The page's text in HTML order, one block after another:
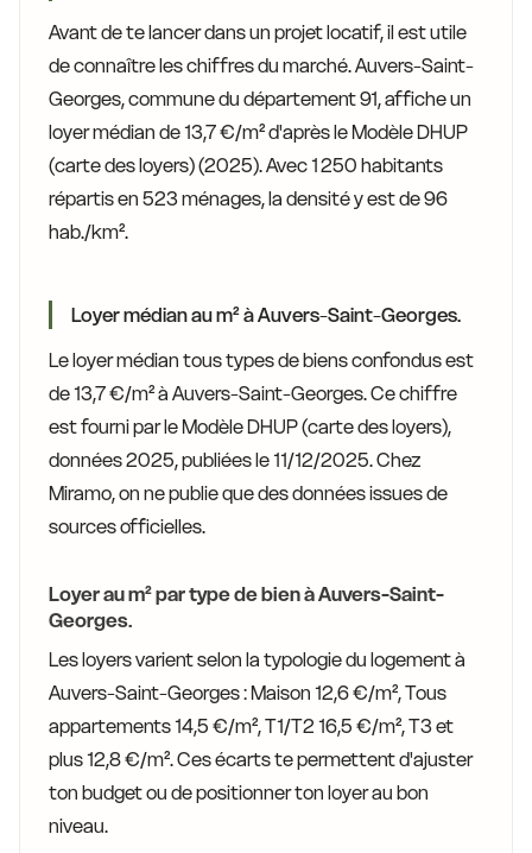
Avant de te lancer dans un projet locatif, il est utile
de connaître les chiffres du marché. Auvers-Saint-
Georges, commune du département 91, affiche un
loyer médian de 13,7 €/m² d'après le Modèle DHUP
(carte des loyers) (2025). Avec 1 250 habitants
répartis en 523 ménages, la densité y est de 96
hab./km².
Loyer médian au m² à Auvers-Saint-Georges.
Le loyer médian tous types de biens confondus est
de 13,7 €/m² à Auvers-Saint-Georges. Ce chiffre
est fourni par le Modèle DHUP (carte des loyers),
données 2025, publiées le 11/12/2025. Chez
Miramo, on ne publie que des données issues de
sources officielles.
Loyer au m² par type de bien à Auvers-Saint-
Georges.
Les loyers varient selon la typologie du logement à
Auvers-Saint-Georges : Maison 12,6 €/m², Tous
appartements 14,5 €/m², T1/T2 16,5 €/m², T3 et
plus 12,8 €/m². Ces écarts te permettent d'ajuster
ton budget ou de positionner ton loyer au bon
niveau.